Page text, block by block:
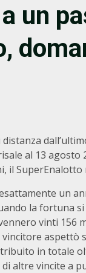
un
al 13
il
un
la fortuna
vinti 156
aspettò
in totale
altre vincite a